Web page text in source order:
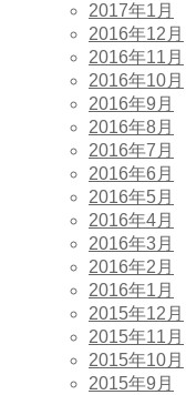
2017年1月
2016年12月
2016年11月
2016年10月
2016年9月
2016年8月
2016年7月
2016年6月
2016年5月
2016年4月
2016年3月
2016年2月
2016年1月
2015年12月
2015年11月
2015年10月
2015年9月